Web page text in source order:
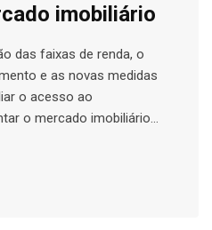
imobiliário
das faixas de renda, o
e as novas medidas
o acesso ao
o mercado imobiliário…